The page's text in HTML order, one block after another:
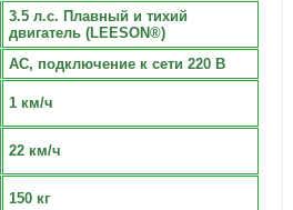
3.5 л.с. Плавный и тихий
двигатель (LEESON®)
AC, подключение к сети 220 В
1 км/ч
22 км/ч
150 кг